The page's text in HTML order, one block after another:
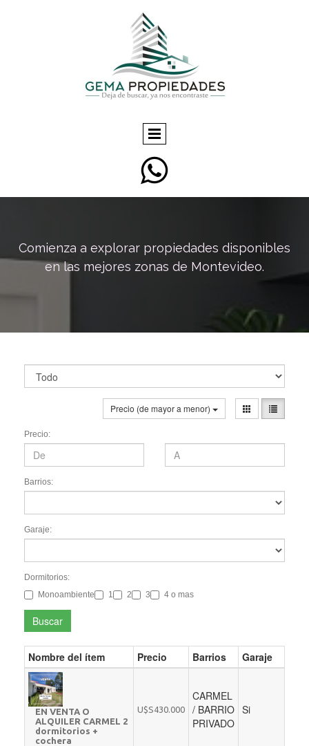

Comienza a explorar propiedades disponibles
en las mejores zonas de Montevideo.
Precio (de mayor a menor)
Precio:
Barrios:
Garaje:
Dormitorios:
Monoambiente
1 2 3 4 o mas
Buscar
Nombre del ítem Precio Barrios Garaje
EN VENTA O
ALQUILER CARMEL 2
dormitorios +
cochera
U$S430.000
CARMEL
/ BARRIO
PRIVADO
Si